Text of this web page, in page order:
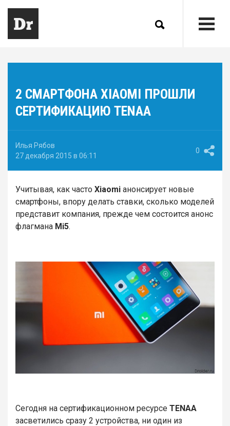
2 СМАРТФОНА XIAOMI ПРОШЛИ
СЕРТИФИКАЦИЮ TENAA
Илья Рябов
27 декабря 2015 в 06:11
0
Учитывая, как часто Xiaomi анонсирует новые
смартфоны, впору делать ставки, сколько моделей
представит компания, прежде чем состоится анонс
флагмана Mi5.
Сегодня на сертификационном ресурсе TENAA
засветились сразу 2 устройства, ни один из